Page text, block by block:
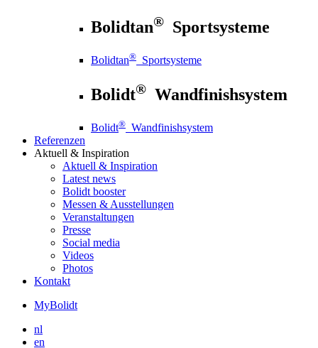
Bolidtan® Sportsysteme
Bolidtan® Sportsysteme
Bolidt® Wandfinishsystem
Bolidt® Wandfinishsystem
Referenzen
Aktuell & Inspiration
Aktuell & Inspiration
Latest news
Bolidt booster
Messen & Ausstellungen
Veranstaltungen
Presse
Social media
Videos
Photos
Kontakt
MyBolidt
nl
en